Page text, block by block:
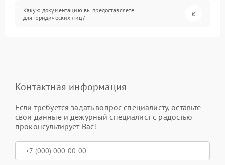
Какую документацию вы предоставляете
для юридических лиц?
Контактная информация
Если требуется задать вопрос специалисту, оставьте
свои данные и дежурный специалист с радостью
проконсультирует Вас!